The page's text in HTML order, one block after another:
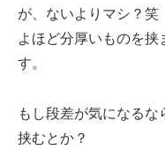
が、ないよりマシ？笑
よほど分厚いものを
す。
もし段差が気になる
挟むとか？